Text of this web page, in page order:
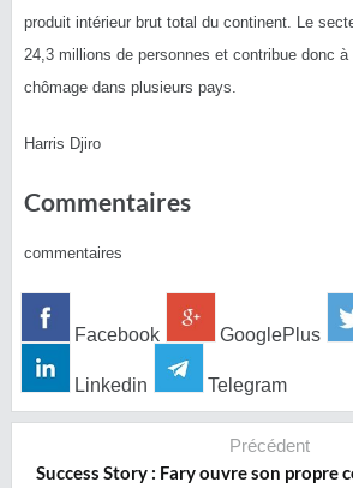
produit intérieur brut total du continent. Le
24,3 millions de personnes et contribue donc
chômage dans plusieurs pays.
Harris Djiro
Commentaires
commentaires
Facebook GooglePlus
Linkedin Telegram
Précédent
Success Story : Fary ouvre son propre